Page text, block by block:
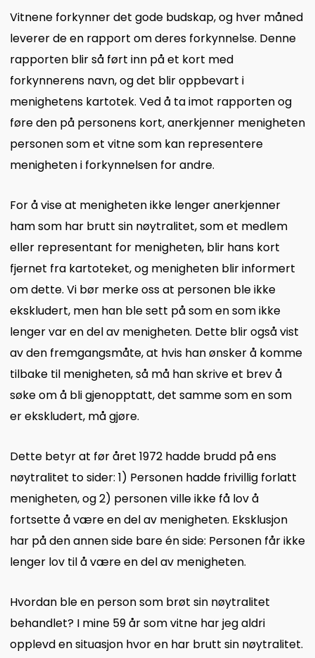
Vitnene forkynner det gode budskap, og hver måned
leverer de en rapport om deres forkynnelse. Denne
rapporten blir så ført inn på et kort med
forkynnerens navn, og det blir oppbevart i
menighetens kartotek. Ved å ta imot rapporten og
føre den på personens kort, anerkjenner menigheten
personen som et vitne som kan representere
menigheten i forkynnelsen for andre.
For å vise at menigheten ikke lenger anerkjenner
ham som har brutt sin nøytralitet, som et medlem
eller representant for menigheten, blir hans kort
fjernet fra kartoteket, og menigheten blir informert
om dette. Vi bør merke oss at personen ble ikke
ekskludert, men han ble sett på som en som ikke
lenger var en del av menigheten. Dette blir også vist
av den fremgangsmåte, at hvis han ønsker å komme
tilbake til menigheten, så må han skrive et brev å
søke om å bli gjenopptatt, det samme som en som
er ekskludert, må gjøre.
Dette betyr at før året 1972 hadde brudd på ens
nøytralitet to sider: 1) Personen hadde frivillig forlatt
menigheten, og 2) personen ville ikke få lov å
fortsette å være en del av menigheten. Eksklusjon
har på den annen side bare én side: Personen får ikke
lenger lov til å være en del av menigheten.
Hvordan ble en person som brøt sin nøytralitet
behandlet? I mine 59 år som vitne har jeg aldri
opplevd en situasjon hvor en har brutt sin nøytralitet.